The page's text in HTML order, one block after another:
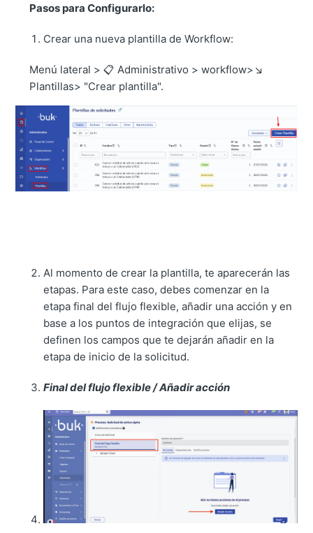
Pasos para Configurarlo:
Crear una nueva plantilla de Workflow:
Menú lateral > 📋 Administrativo > workflow>↘️
Plantillas> "Crear plantilla".
Al momento de crear la plantilla, te aparecerán las
etapas. Para este caso, debes comenzar en la
etapa final del flujo flexible, añadir una acción y en
base a los puntos de integración que elijas, se
definen los campos que te dejarán añadir en la
etapa de inicio de la solicitud.
Final del flujo flexible / Añadir acción